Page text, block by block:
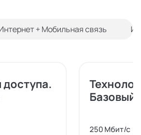
+ Мобильная связь
доступа.
Базовый
250 Мбит/с